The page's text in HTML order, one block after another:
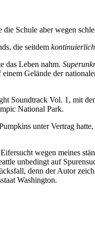
Schule aber wegen
die seitdem kontinuierlich
das Leben nahm.
Gelände der
Soundtrack Vol. 1, mit
National Park.
unter Vertrag
wegen meines
unbedingt auf
denn der Autor
Washington.